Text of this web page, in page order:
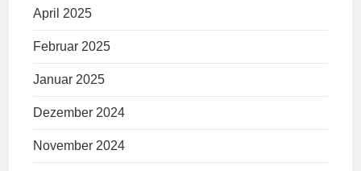
April 2025
Februar 2025
Januar 2025
Dezember 2024
November 2024